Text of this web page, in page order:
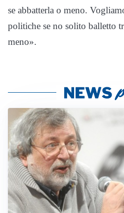
se abbatterla o meno.
politiche se no solito balletto
meno».